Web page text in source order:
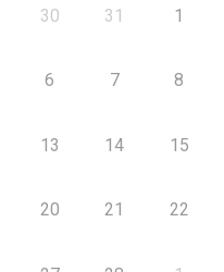
30 31 1
6 7 8
13 14 15
20 21 22